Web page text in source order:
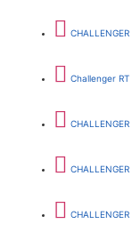
Challenger RT